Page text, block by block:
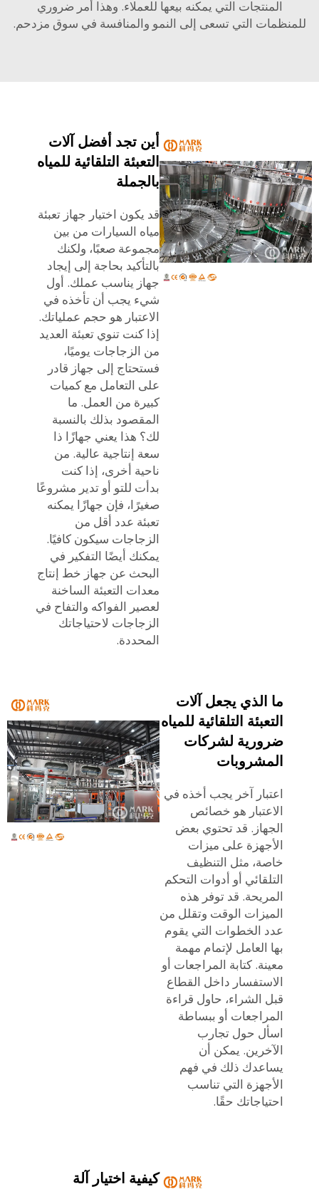
المنتجات التي يمكنه بيعها للعملاء. وهذا أمر ضروري
التي تسعى إلى النمو والمنافسة في سوق مزدحم.
أين تجد أفضل آلات
التعبئة التلقائية للمياه
بالجملة
قد يكون اختيار جهاز تعبئة
مياه السيارات من بين
مجموعة صعبًا، ولكنك
بالتأكيد بحاجة إلى إيجاد
جهاز يناسب عملك. أول
شيء يجب أن تأخذه في
الاعتبار هو حجم عملياتك.
إذا كنت تنوي تعبئة العديد
من الزجاجات يوميًا،
فستحتاج إلى جهاز قادر
على التعامل مع كميات
كبيرة من العمل. ما
المقصود بذلك بالنسبة
لك؟ هذا يعني جهازًا ذا
سعة إنتاجية عالية. من
ناحية أخرى، إذا كنت
بدأت للتو أو تدير مشروعًا
صغيرًا، فإن جهازًا يمكنه
تعبئة عدد أقل من
الزجاجات سيكون كافيًا.
يمكنك أيضًا التفكير في
البحث عن جهازخط إنتاج
معدات التعبئة الساخنة
لعصير الفواكه والتفاح في
الزجاجاتلاحتياجاتك
المحددة.
ما الذي يجعل آلات
التعبئة التلقائية للمياه
ضرورية لشركات
المشروبات
اعتبار آخر يجب أخذه في
الاعتبار هو خصائص
الجهاز. قد تحتوي بعض
الأجهزة على ميزات
خاصة، مثل التنظيف
التلقائي أو أدوات التحكم
المريحة. قد توفر هذه
الميزات الوقت وتقلل من
عدد الخطوات التي يقوم
بها العامل لإتمام مهمة
معينة. كتابة المراجعات أو
الاستفسار داخل القطاع
قبل الشراء، حاول قراءة
المراجعات أو ببساطة
اسأل حول تجارب
الآخرين. يمكن أن
يساعدك ذلك في فهم
الأجهزة التي تناسب
احتياجاتك حقًا.
كيفية اختيار آلة